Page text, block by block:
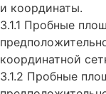
и координаты.
3.1.1 Пробные
координатной
3.1.2 Пробные